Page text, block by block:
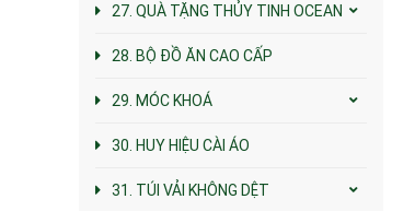
27. QUÀ TẶNG THỦY TINH OCEAN
28. BỘ ĐỒ ĂN CAO CẤP
29. MÓC KHOÁ
30. HUY HIỆU CÀI ÁO
31. TÚI VẢI KHÔNG DỆT